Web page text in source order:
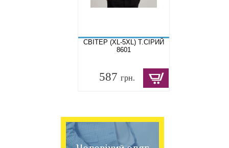
СВІТЕР (XL-5XL) Т.СІРИЙ
8601
587 грн.